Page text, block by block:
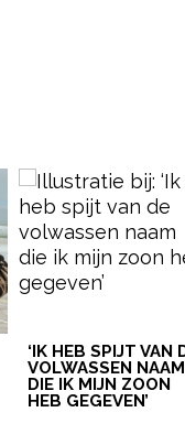
‘IK HEB SPIJT VAN
VOLWASSEN NAAM
DIE IK MIJN ZOON
HEB GEGEVEN’